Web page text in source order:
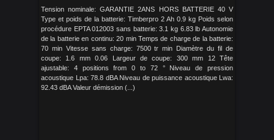
Tension nominale: GARANTIE 2ANS HORS BATTERIE 40 V
Type et poids de la batterie: Timberpro 2 Ah 0.9 kg Poids selon
procédure EPTA 012003 sans batterie: 3.1 kg 6.83 lb Autonomie
de la batterie en continu: 20 min Temps de charge de la batterie:
70 min Vitesse sans charge: 7500 tr min Diamètre du fil de
coupe: 1.6 mm 0.06 Largeur de coupe: 300 mm 12 Tête
ajustable: 4 positions from 0 to 72 ° Niveau de pression
acoustique Lpa: 78.8 dBA Niveau de puissance acoustique Lwa:
92.43 dBA Valeur démission (...)